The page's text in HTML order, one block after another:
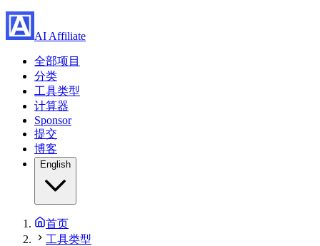
AI Affiliate
全部项目
分类
工具类型
计算器
Sponsor
提交
博客
English
首页
工具类型